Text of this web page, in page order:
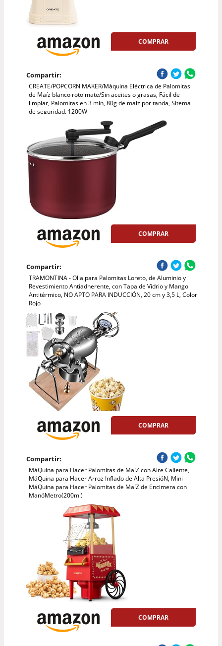
COMPRAR
Compartir:
CREATE/POPCORN MAKER/Máquina Eléctrica de Palomitas
de Maíz blanco roto mate/Sin aceites o grasas, Fácil de
limpiar, Palomitas en 3 min, 80g de maiz por tanda, Sitema
de seguridad, 1200W
COMPRAR
Compartir:
TRAMONTINA - Olla para Palomitas Loreto, de Aluminio y
Revestimiento Antiadherente, con Tapa de Vidrio y Mango
Antitérmico, NO APTO PARA INDUCCIÓN, 20 cm y 3,5 L, Color
Rojo
COMPRAR
Compartir:
MáQuina para Hacer Palomitas de MaíZ con Aire Caliente,
MáQuina para Hacer Arroz Inflado de Alta PresióN, Mini
MáQuina para Hacer Palomitas de MaíZ de Encimera con
ManóMetro(200ml)
COMPRAR